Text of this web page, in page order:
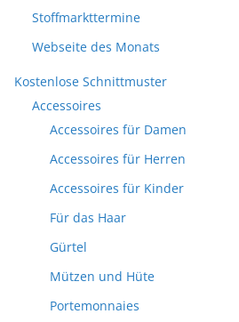
Stoffmarkttermine
Webseite des Monats
Kostenlose Schnittmuster
Accessoires
Accessoires für Damen
Accessoires für Herren
Accessoires für Kinder
Für das Haar
Gürtel
Mützen und Hüte
Portemonnaies